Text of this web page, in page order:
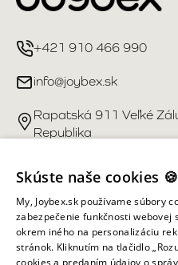
+421 910 466 990
info@joybex.sk
Rapatská 911 Veľké
Republika
Užitočné odkazy
Účet
Informácie
Skúste naše cookies 🍪
My, Joybex.sk používame súbory
zabezpečenie funkčnosti webovej
okrem iného na personalizáciu
stránok. Kliknutím na tlačidlo
cookies a predaním údajov o